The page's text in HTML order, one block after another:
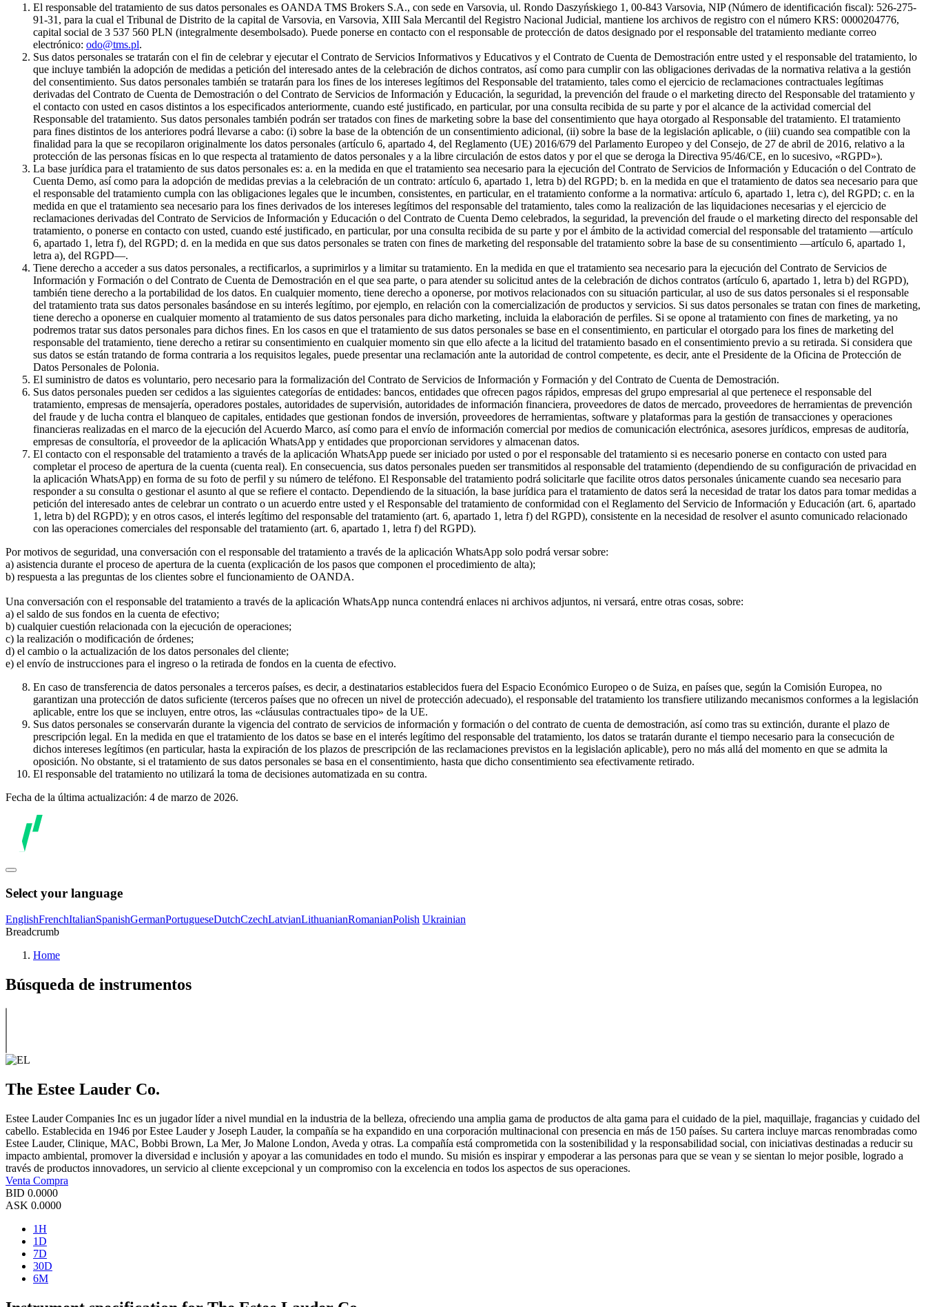
El responsable del tratamiento de sus datos personales es OANDA TMS Brokers S.A., con sede en Varsovia, ul. Rondo Daszyńskiego 1, 00-843 Varsovia, NIP (Número de identificación fiscal): 526-275-
91-31, para la cual el Tribunal de Distrito de la capital de Varsovia, en Varsovia, XIII Sala Mercantil del Registro Nacional Judicial, mantiene los archivos de registro con el número KRS: 0000204776,
capital social de 3 537 560 PLN (integralmente desembolsado). Puede ponerse en contacto con el responsable de protección de datos designado por el responsable del tratamiento mediante correo
electrónico: odo@tms.pl.
Sus datos personales se tratarán con el fin de celebrar y ejecutar el Contrato de Servicios Informativos y Educativos y el Contrato de Cuenta de Demostración entre usted y el responsable del tratamiento, lo
que incluye también la adopción de medidas a petición del interesado antes de la celebración de dichos contratos, así como para cumplir con las obligaciones derivadas de la normativa relativa a la gestión
del consentimiento. Sus datos personales también se tratarán para los fines de los intereses legítimos del Responsable del tratamiento, tales como el ejercicio de reclamaciones contractuales legítimas
derivadas del Contrato de Cuenta de Demostración o del Contrato de Servicios de Información y Educación, la seguridad, la prevención del fraude o el marketing directo del Responsable del tratamiento y
el contacto con usted en casos distintos a los especificados anteriormente, cuando esté justificado, en particular, por una consulta recibida de su parte y por el alcance de la actividad comercial del
Responsable del tratamiento. Sus datos personales también podrán ser tratados con fines de marketing sobre la base del consentimiento que haya otorgado al Responsable del tratamiento. El tratamiento
para fines distintos de los anteriores podrá llevarse a cabo: (i) sobre la base de la obtención de un consentimiento adicional, (ii) sobre la base de la legislación aplicable, o (iii) cuando sea compatible con la
finalidad para la que se recopilaron originalmente los datos personales (artículo 6, apartado 4, del Reglamento (UE) 2016/679 del Parlamento Europeo y del Consejo, de 27 de abril de 2016, relativo a la
protección de las personas físicas en lo que respecta al tratamiento de datos personales y a la libre circulación de estos datos y por el que se deroga la Directiva 95/46/CE, en lo sucesivo, «RGPD»).
La base jurídica para el tratamiento de sus datos personales es: a. en la medida en que el tratamiento sea necesario para la ejecución del Contrato de Servicios de Información y Educación o del Contrato de
Cuenta Demo, así como para la adopción de medidas previas a la celebración de un contrato: artículo 6, apartado 1, letra b) del RGPD; b. en la medida en que el tratamiento de datos sea necesario para que
el responsable del tratamiento cumpla con las obligaciones legales que le incumben, consistentes, en particular, en el tratamiento conforme a la normativa: artículo 6, apartado 1, letra c), del RGPD; c. en la
medida en que el tratamiento sea necesario para los fines derivados de los intereses legítimos del responsable del tratamiento, tales como la realización de las liquidaciones necesarias y el ejercicio de
reclamaciones derivadas del Contrato de Servicios de Información y Educación o del Contrato de Cuenta Demo celebrados, la seguridad, la prevención del fraude o el marketing directo del responsable del
tratamiento, o ponerse en contacto con usted, cuando esté justificado, en particular, por una consulta recibida de su parte y por el ámbito de la actividad comercial del responsable del tratamiento —artículo
6, apartado 1, letra f), del RGPD; d. en la medida en que sus datos personales se traten con fines de marketing del responsable del tratamiento sobre la base de su consentimiento —artículo 6, apartado 1,
letra a), del RGPD—.
Tiene derecho a acceder a sus datos personales, a rectificarlos, a suprimirlos y a limitar su tratamiento. En la medida en que el tratamiento sea necesario para la ejecución del Contrato de Servicios de
Información y Formación o del Contrato de Cuenta de Demostración en el que sea parte, o para atender su solicitud antes de la celebración de dichos contratos (artículo 6, apartado 1, letra b) del RGPD),
también tiene derecho a la portabilidad de los datos. En cualquier momento, tiene derecho a oponerse, por motivos relacionados con su situación particular, al uso de sus datos personales si el responsable
del tratamiento trata sus datos personales basándose en su interés legítimo, por ejemplo, en relación con la comercialización de productos y servicios. Si sus datos personales se tratan con fines de marketing,
tiene derecho a oponerse en cualquier momento al tratamiento de sus datos personales para dicho marketing, incluida la elaboración de perfiles. Si se opone al tratamiento con fines de marketing, ya no
podremos tratar sus datos personales para dichos fines. En los casos en que el tratamiento de sus datos personales se base en el consentimiento, en particular el otorgado para los fines de marketing del
responsable del tratamiento, tiene derecho a retirar su consentimiento en cualquier momento sin que ello afecte a la licitud del tratamiento basado en el consentimiento previo a su retirada. Si considera que
sus datos se están tratando de forma contraria a los requisitos legales, puede presentar una reclamación ante la autoridad de control competente, es decir, ante el Presidente de la Oficina de Protección de
Datos Personales de Polonia.
El suministro de datos es voluntario, pero necesario para la formalización del Contrato de Servicios de Información y Formación y del Contrato de Cuenta de Demostración.
Sus datos personales pueden ser cedidos a las siguientes categorías de entidades: bancos, entidades que ofrecen pagos rápidos, empresas del grupo empresarial al que pertenece el responsable del
tratamiento, empresas de mensajería, operadores postales, autoridades de supervisión, autoridades de información financiera, proveedores de datos de mercado, proveedores de herramientas de prevención
del fraude y de lucha contra el blanqueo de capitales, entidades que gestionan fondos de inversión, proveedores de herramientas, software y plataformas para la gestión de transacciones y operaciones
financieras realizadas en el marco de la ejecución del Acuerdo Marco, así como para el envío de información comercial por medios de comunicación electrónica, asesores jurídicos, empresas de auditoría,
empresas de consultoría, el proveedor de la aplicación WhatsApp y entidades que proporcionan servidores y almacenan datos.
El contacto con el responsable del tratamiento a través de la aplicación WhatsApp puede ser iniciado por usted o por el responsable del tratamiento si es necesario ponerse en contacto con usted para
completar el proceso de apertura de la cuenta (cuenta real). En consecuencia, sus datos personales pueden ser transmitidos al responsable del tratamiento (dependiendo de su configuración de privacidad en
la aplicación WhatsApp) en forma de su foto de perfil y su número de teléfono. El Responsable del tratamiento podrá solicitarle que facilite otros datos personales únicamente cuando sea necesario para
responder a su consulta o gestionar el asunto al que se refiere el contacto. Dependiendo de la situación, la base jurídica para el tratamiento de datos será la necesidad de tratar los datos para tomar medidas a
petición del interesado antes de celebrar un contrato o un acuerdo entre usted y el Responsable del tratamiento de conformidad con el Reglamento del Servicio de Información y Educación (art. 6, apartado
1, letra b) del RGPD); y en otros casos, el interés legítimo del responsable del tratamiento (art. 6, apartado 1, letra f) del RGPD), consistente en la necesidad de resolver el asunto comunicado relacionado
con las operaciones comerciales del responsable del tratamiento (art. 6, apartado 1, letra f) del RGPD).
Por motivos de seguridad, una conversación con el responsable del tratamiento a través de la aplicación WhatsApp solo podrá versar sobre:
a) asistencia durante el proceso de apertura de la cuenta (explicación de los pasos que componen el procedimiento de alta);
b) respuesta a las preguntas de los clientes sobre el funcionamiento de OANDA.
Una conversación con el responsable del tratamiento a través de la aplicación WhatsApp nunca contendrá enlaces ni archivos adjuntos, ni versará, entre otras cosas, sobre:
a) el saldo de sus fondos en la cuenta de efectivo;
b) cualquier cuestión relacionada con la ejecución de operaciones;
c) la realización o modificación de órdenes;
d) el cambio o la actualización de los datos personales del cliente;
e) el envío de instrucciones para el ingreso o la retirada de fondos en la cuenta de efectivo.
En caso de transferencia de datos personales a terceros países, es decir, a destinatarios establecidos fuera del Espacio Económico Europeo o de Suiza, en países que, según la Comisión Europea, no
garantizan una protección de datos suficiente (terceros países que no ofrecen un nivel de protección adecuado), el responsable del tratamiento los transfiere utilizando mecanismos conformes a la legislación
aplicable, entre los que se incluyen, entre otros, las «cláusulas contractuales tipo» de la UE.
Sus datos personales se conservarán durante la vigencia del contrato de servicios de información y formación o del contrato de cuenta de demostración, así como tras su extinción, durante el plazo de
prescripción legal. En la medida en que el tratamiento de los datos se base en el interés legítimo del responsable del tratamiento, los datos se tratarán durante el tiempo necesario para la consecución de
dichos intereses legítimos (en particular, hasta la expiración de los plazos de prescripción de las reclamaciones previstos en la legislación aplicable), pero no más allá del momento en que se admita la
oposición. No obstante, si el tratamiento de sus datos personales se basa en el consentimiento, hasta que dicho consentimiento sea efectivamente retirado.
El responsable del tratamiento no utilizará la toma de decisiones automatizada en su contra.
Fecha de la última actualización: 4 de marzo de 2026.
Select your language
EnglishFrenchItalianSpanishGermanPortugueseDutchCzechLatvianLithuanianRomanianPolish Ukrainian
Breadcrumb
Home
Búsqueda de instrumentos
The Estee Lauder Co.
Estee Lauder Companies Inc es un jugador líder a nivel mundial en la industria de la belleza, ofreciendo una amplia gama de productos de alta gama para el cuidado de la piel, maquillaje, fragancias y cuidado del
cabello. Establecida en 1946 por Estee Lauder y Joseph Lauder, la compañía se ha expandido en una corporación multinacional con presencia en más de 150 países. Su cartera incluye marcas renombradas como
Estee Lauder, Clinique, MAC, Bobbi Brown, La Mer, Jo Malone London, Aveda y otras. La compañía está comprometida con la sostenibilidad y la responsabilidad social, con iniciativas destinadas a reducir su
impacto ambiental, promover la diversidad e inclusión y apoyar a las comunidades en todo el mundo. Su misión es inspirar y empoderar a las personas para que se vean y se sientan lo mejor posible, logrado a
través de productos innovadores, un servicio al cliente excepcional y un compromiso con la excelencia en todos los aspectos de sus operaciones.
Venta Compra
BID 0.0000
ASK 0.0000
1H
1D
7D
30D
6M